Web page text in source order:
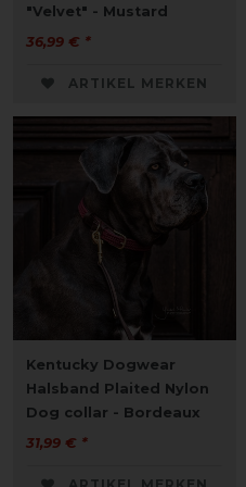
"Velvet" - Mustard
36,99 € *
ARTIKEL MERKEN
Kentucky Dogwear
Halsband Plaited Nylon
Dog collar - Bordeaux
31,99 € *